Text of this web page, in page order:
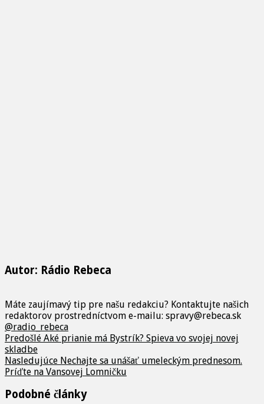
Autor: Rádio Rebeca
Máte zaujímavý tip pre našu redakciu? Kontaktujte našich
redaktorov prostredníctvom e-mailu: spravy@rebeca.sk
@radio_rebeca
Predošlé Aké prianie má Bystrík? Spieva vo svojej novej
skladbe
Nasledujúce Nechajte sa unášať umeleckým prednesom.
Príďte na Vansovej Lomničku
Podobné články